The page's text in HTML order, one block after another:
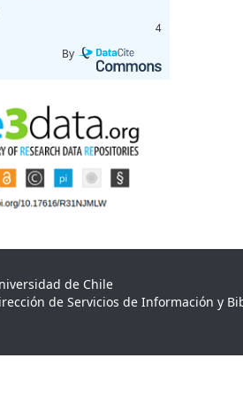
4
By
de Chile
de Servicios de Información y